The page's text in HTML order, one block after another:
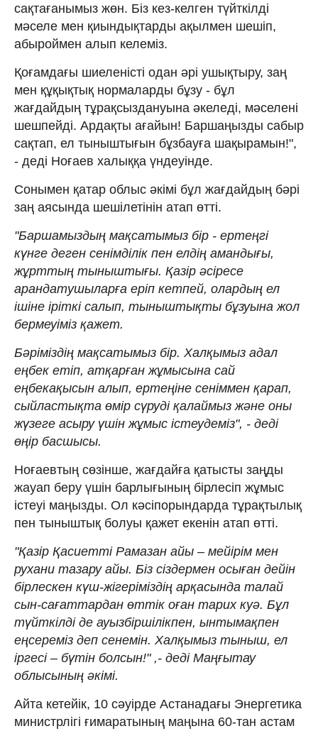
сақтағанымыз жөн. Біз кез-келген түйткілді
мәселе мен қиындықтарды ақылмен шешіп,
абыроймен алып келеміз.
Қоғамдағы шиеленісті одан әрі ушықтыру, заң
мен құқықтық нормаларды бұзу - бұл
жағдайдың тұрақсыздануына әкеледі, мәселені
шешпейді. Ардақты ағайын! Баршаңызды сабыр
сақтап, ел тыныштығын бұзбауға шақырамын!",
- деді Ноғаев халыққа үндеуінде.
Сонымен қатар облыс әкімі бұл жағдайдың бәрі
заң аясында шешілетінін атап өтті.
"Баршамыздың мақсатымыз бір - ертеңгі
күнге деген сенімділік пен елдің амандығы,
жұрттың тыныштығы. Қазір әсіресе
арандатушыларға еріп кетпей, олардың ел
ішіне іріткі салып, тыныштықты бұзуына жол
бермеуіміз қажет.
Бәріміздің мақсатымыз бір. Халқымыз адал
еңбек етіп, атқарған жұмысына сай
еңбекақысын алып, ертеңіне сеніммен қарап,
сыйластықта өмір сүруді қалаймыз және оны
жүзеге асыру үшін жұмыс істеудеміз", - деді
өңір басшысы.
Ноғаевтың сөзінше, жағдайға қатысты заңды
жауап беру үшін барлығының бірлесіп жұмыс
істеуі маңызды. Ол кәсіпорындарда тұрақтылық
пен тыныштық болуы қажет екенін атап өтті.
"Қазір Қасиетті Рамазан айы – мейірім мен
рухани тазару айы. Біз сіздермен осыған дейін
бірлескен күш-жігеріміздің арқасында талай
сын-сағаттардан өттік оған тарих куә. Бұл
түйткілді де ауызбіршілікпен, ынтымақпен
еңсереміз деп сенемін. Халқымыз тыныш, ел
іргесі – бүтін болсын!" ,- деді Маңғытау
облысының әкімі.
Айта кетейік, 10 сәуірде Астанадағы Энергетика
министрлігі ғимаратының маңына 60-тан астам